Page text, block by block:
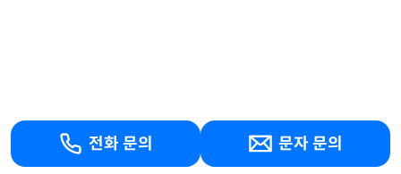
전화 문의 문자 문의